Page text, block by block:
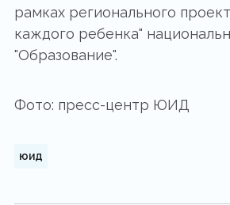
рамках регионального
каждого ребенка"
"Образование".
Фото: пресс-центр ЮИД
юид